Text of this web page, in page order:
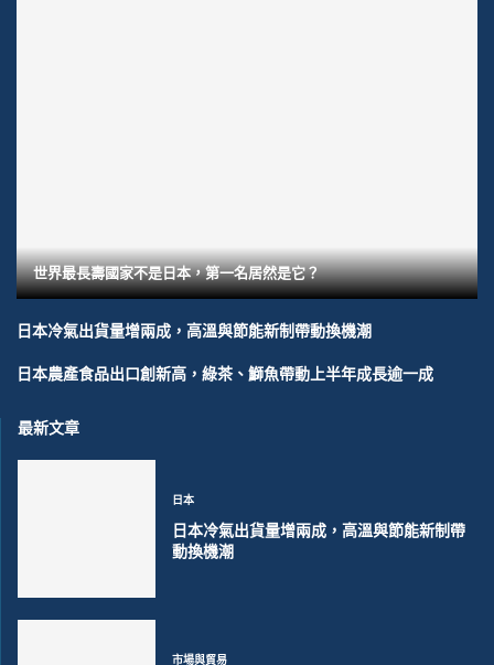
世界最長壽國家不是日本，第一名居然是它？
日本冷氣出貨量增兩成，高溫與節能新制帶動換機潮
日本農產食品出口創新高，綠茶、鰤魚帶動上半年成長逾一成
最新文章
日本
日本冷氣出貨量增兩成，高溫與節能新制帶
動換機潮
市場與貿易